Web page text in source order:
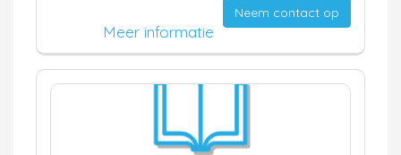
Neem contact op
Meer informatie